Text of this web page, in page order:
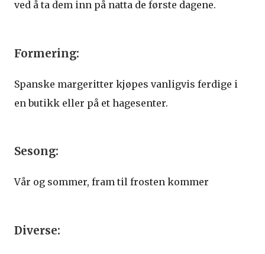
ved å ta dem inn på natta de første dagene.
Formering:
Spanske margeritter kjøpes vanligvis ferdige i
en butikk eller på et hagesenter.
Sesong:
Vår og sommer, fram til frosten kommer
Diverse: